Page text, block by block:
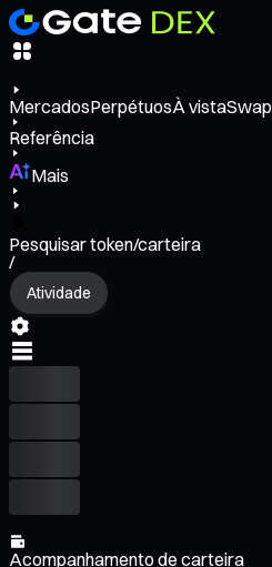
MercadosPerpétuosÀ vistaSwap
Referência
Mais
Pesquisar token/carteira
/
Atividade
Acompanhamento de carteira